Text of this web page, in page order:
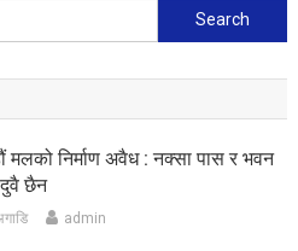
Search
for:
मलको निर्माण अवैध : नक्सा पास र भवन
छैन
admin